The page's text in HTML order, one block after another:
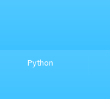
Python